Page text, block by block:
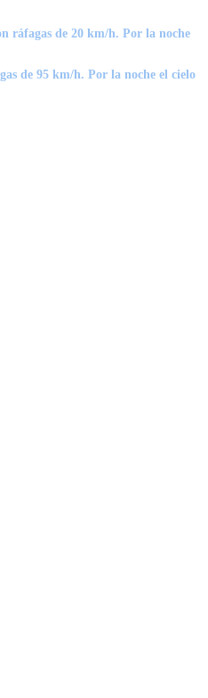
ráfagas de 20 km/h. Por la noche
de 95 km/h. Por la noche el cielo